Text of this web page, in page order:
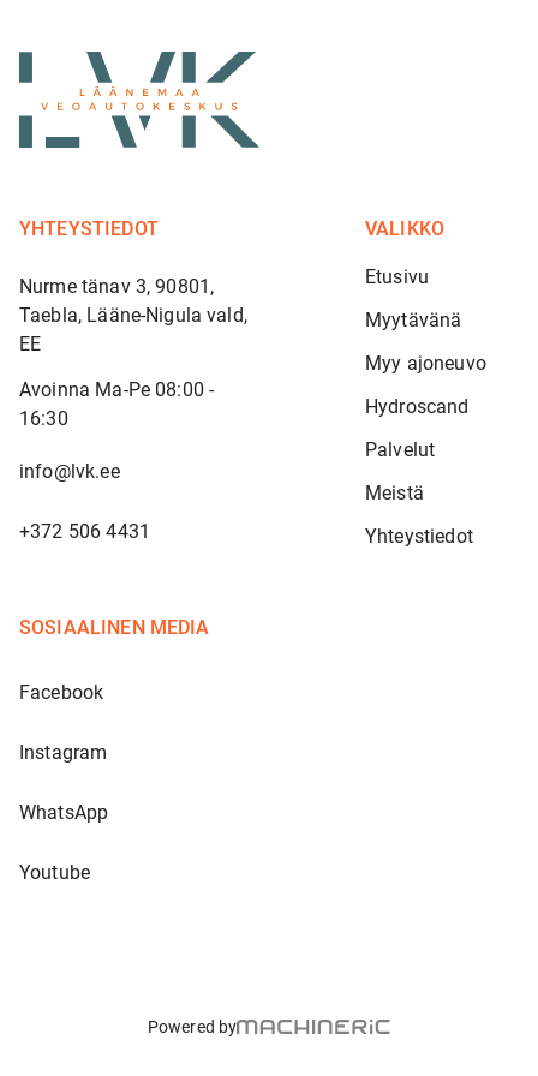
YHTEYSTIEDOT
Nurme tänav 3, 90801,
Taebla, Lääne-Nigula vald,
EE
Avoinna Ma-Pe 08:00 -
16:30
info@lvk.ee
+372 506 4431
VALIKKO
Etusivu
Myytävänä
Myy ajoneuvo
Hydroscand
Palvelut
Meistä
Yhteystiedot
SOSIAALINEN MEDIA
Facebook
Instagram
WhatsApp
Youtube
Powered by